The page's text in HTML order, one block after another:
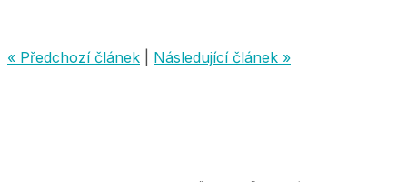
« Předchozí článek Následující článek »